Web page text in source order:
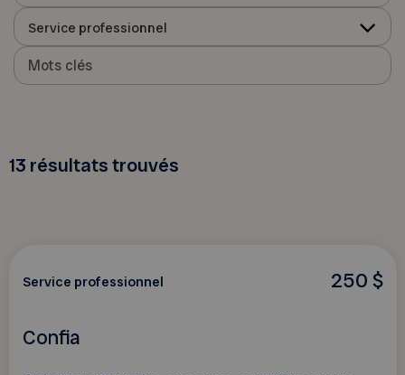
Service professionnel
13 résultats trouvés
250 $
Service professionnel
Confia